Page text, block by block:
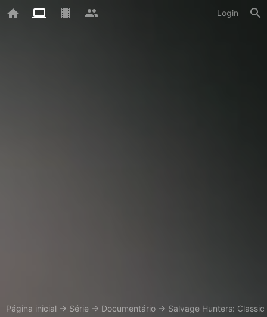
Login
Página inicial → Série → Documentário → Salvage Hunters: Classic